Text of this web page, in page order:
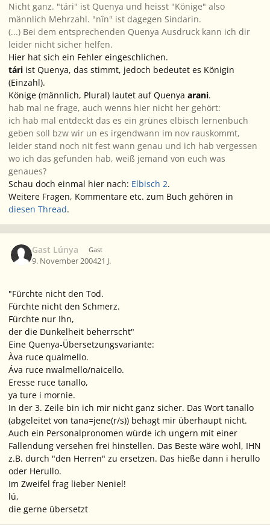
Nicht ganz. "tári" ist Quenya und heisst "Könige" also
männlich Mehrzahl. "nîn" ist dagegen Sindarin.
(...) Bei dem entsprechenden Quenya Ausdruck kann ich dir
leider nicht sicher helfen.
Hier hat sich ein Fehler eingeschlichen.
tári ist Quenya, das stimmt, jedoch bedeutet es Königin
(Einzahl).
Könige (männlich, Plural) lautet auf Quenya arani.
hab mal ne frage, auch wenns hier nicht her gehört:
ich hab mal entdeckt das es ein grünes elbisch lernenbuch
geben soll bzw wir un es irgendwann im nov rauskommt,
leider stand noch nit fest wann genau und ich hab vergessen
wo ich das gefunden hab, weiß jemand von euch was
genaues?
Schau doch einmal hier nach: Elbisch 2.
Weitere Fragen, Kommentare etc. zum Buch gehören in
diesen Thread.
Gast Lúnya Gast
9. November 200421 J.
"Fürchte nicht den Tod.
Fürchte nicht den Schmerz.
Fürchte nur Ihn,
der die Dunkelheit beherrscht"
Eine Quenya-Übersetzungsvariante:
Àva ruce qualmello.
Áva ruce nwalmello/naicello.
Eresse ruce tanallo,
ya ture i mornie.
In der 3. Zeile bin ich mir nicht ganz sicher. Das Wort tanallo
(abgeleitet von tana=jene(r/s)) behagt mir überhaupt nicht.
Auch ein Personalpronomen würde ich ungern mit einer
Fallendung versehen frei hinstellen. Das Beste wäre wohl, IHN
z.B. durch "den Herren" zu ersetzen. Das hieße dann i herullo
oder Herullo.
Im Zweifel frag lieber Neniel!
lú,
die gerne übersetzt